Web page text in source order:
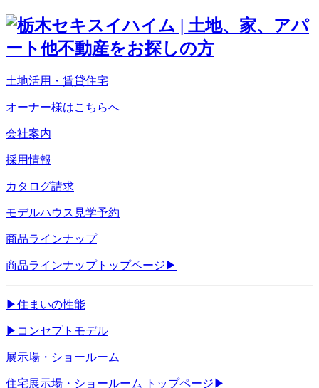
土地活用・賃貸住宅
オーナー様はこちらへ
会社案内
採用情報
カタログ請求
モデルハウス見学予約
商品ラインナップ
商品ラインナップトップページ ▶
▶住まいの性能
▶ コンセプトモデル
展示場・ショールーム
住宅展示場・ショールーム トップページ ▶